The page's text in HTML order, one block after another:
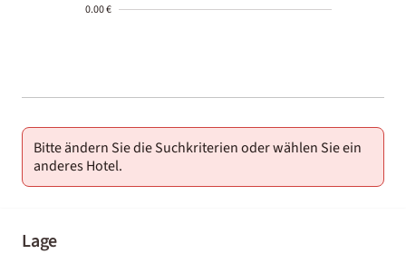
0.00 €
01-02
Bitte ändern Sie die Suchkriterien oder wählen Sie ein
anderes Hotel.
Lage